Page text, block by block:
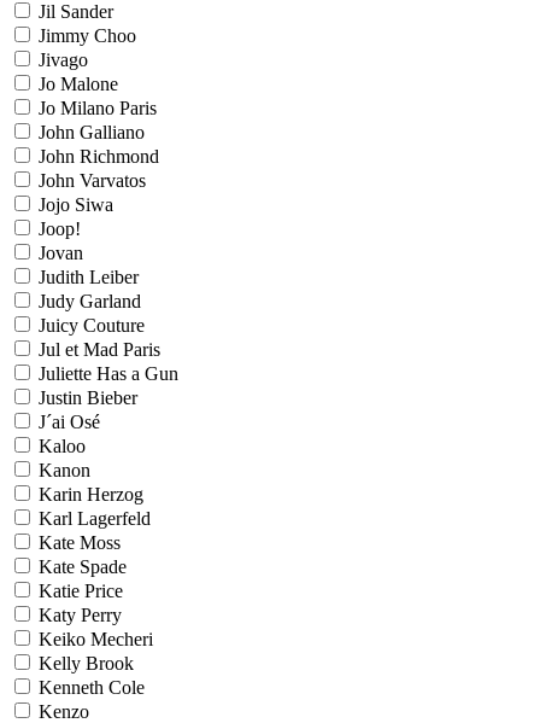
Jil Sander
Jimmy Choo
Jivago
Jo Malone
Jo Milano Paris
John Galliano
John Richmond
John Varvatos
Jojo Siwa
Joop!
Jovan
Judith Leiber
Judy Garland
Juicy Couture
Jul et Mad Paris
Juliette Has a Gun
Justin Bieber
J´ai Osé
Kaloo
Kanon
Karin Herzog
Karl Lagerfeld
Kate Moss
Kate Spade
Katie Price
Katy Perry
Keiko Mecheri
Kelly Brook
Kenneth Cole
Kenzo